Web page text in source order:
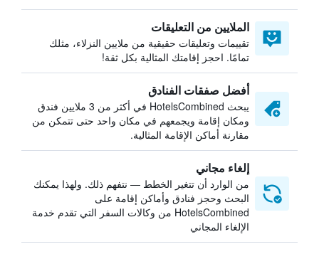
الملايين من التعليقات
تقييمات وتعليقات حقيقية من ملايين النزلاء، مثلك
تمامًا. احجز إقامتك المثالية بكل ثقة!
أفضل صفقات الفنادق
يبحث HotelsCombined في أكثر من 3 ملايين فندق
ومكان إقامة ويجمعهم في مكان واحد حتى تتمكن من
مقارنة أماكن الإقامة المثالية.
إلغاء مجاني
من الوارد أن تتغير الخطط — نتفهم ذلك. ولهذا يمكنك
البحث وحجز فنادق وأماكن إقامة على
HotelsCombined من وكالات السفر التي تقدم خدمة
الإلغاء المجاني